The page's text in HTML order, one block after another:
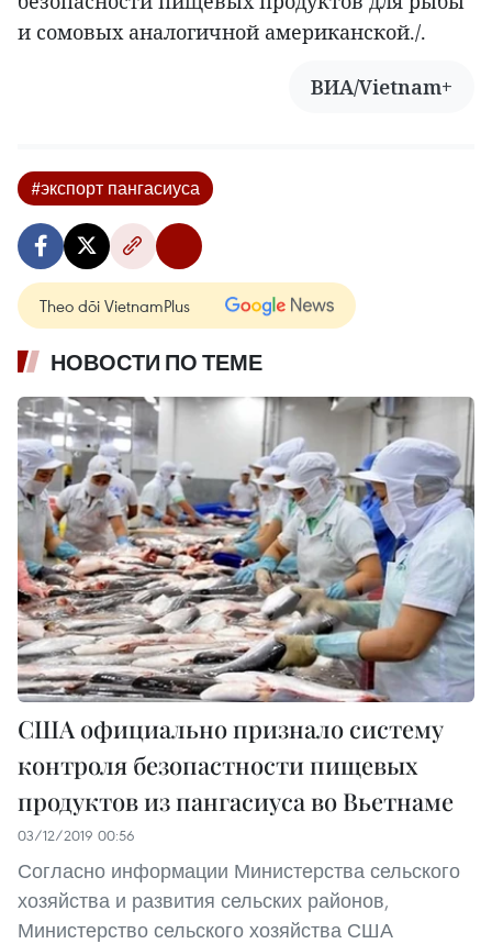
и сомовых аналогичной американской./.
ВИА/Vietnam+
#экспорт пангасиуса
Theo dõi VietnamPlus
НОВОСТИ ПО ТЕМЕ
США официально признало систему
контроля безопастности пищевых
продуктов из пангасиуса во Вьетнаме
03/12/2019 00:56
Согласно информации Министерства сельского
хозяйства и развития сельских районов,
Министерство сельского хозяйства США